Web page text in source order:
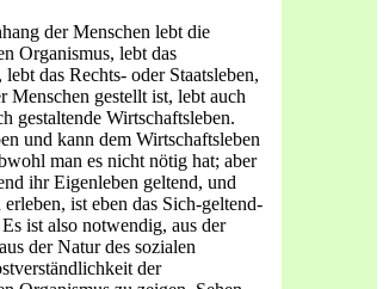
der Menschen lebt die
Organismus, lebt das
das Rechts- oder Staatsleben,
Menschen gestellt ist, lebt auch
gestaltende Wirt­schaftsleben.
und kann dem Wirtschafts­leben
man es nicht nötig hat; aber
ihr Eigenleben geltend, und
ist eben das Sich-geltend-
ist also notwendig, aus der
der Natur des sozialen
der